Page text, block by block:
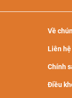
Về
Liên hệ
Chính
Điều